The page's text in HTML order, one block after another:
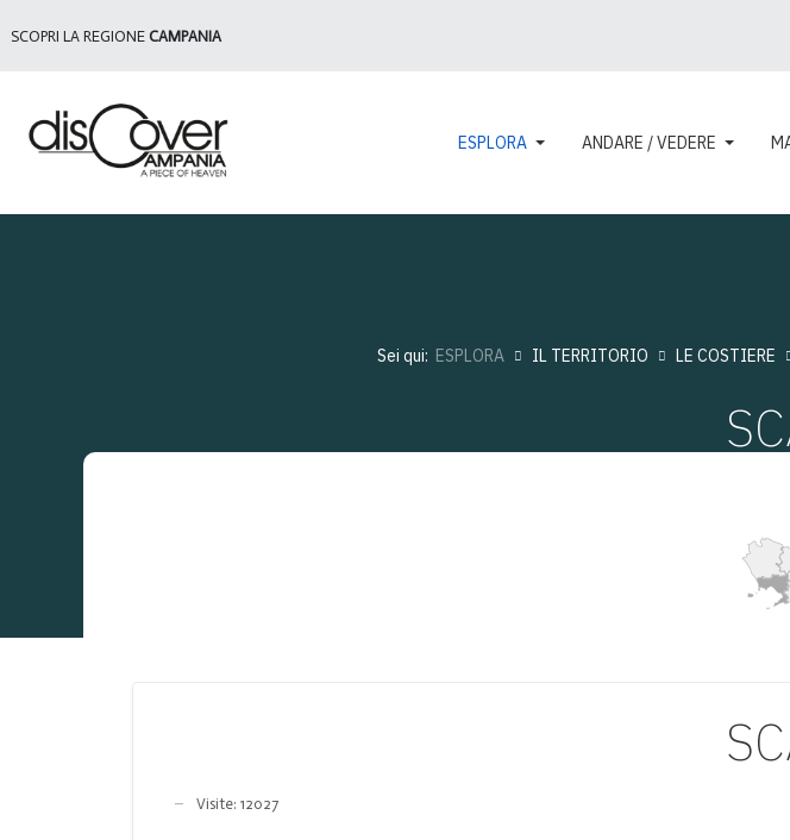
SCOPRI LA REGIONE CAMPANIA
ESPLORA ANDARE / VEDERE
Sei qui: ESPLORA IL TERRITORIO LE COSTIERE
Visite: 12027